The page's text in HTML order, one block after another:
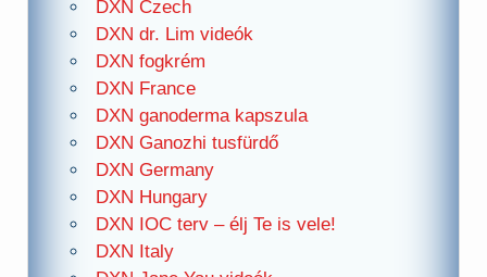
DXN Czech
DXN dr. Lim videók
DXN fogkrém
DXN France
DXN ganoderma kapszula
DXN Ganozhi tusfürdő
DXN Germany
DXN Hungary
DXN IOC terv – élj Te is vele!
DXN Italy